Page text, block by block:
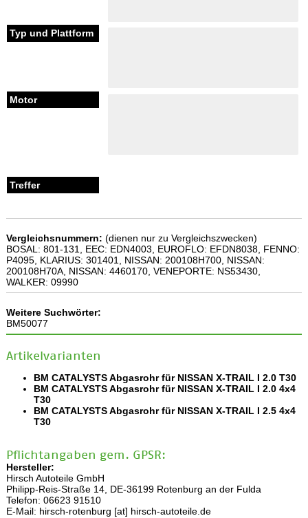
Vergleichsnummern: (dienen nur zu Vergleichszwecken)
BOSAL: 801-131, EEC: EDN4003, EUROFLO: EFDN8038, FENNO:
P4095, KLARIUS: 301401, NISSAN: 200108H700, NISSAN:
200108H70A, NISSAN: 4460170, VENEPORTE: NS53430,
WALKER: 09990
Weitere Suchwörter:
BM50077
Artikelvarianten
BM CATALYSTS Abgasrohr für NISSAN X-TRAIL I 2.0 T30
BM CATALYSTS Abgasrohr für NISSAN X-TRAIL I 2.0 4x4
T30
BM CATALYSTS Abgasrohr für NISSAN X-TRAIL I 2.5 4x4
T30
Pflichtangaben gem. GPSR:
Hersteller:
Hirsch Autoteile GmbH
Philipp-Reis-Straße 14, DE-36199 Rotenburg an der Fulda
Telefon: 06623 91510
E-Mail: hirsch-rotenburg [at] hirsch-autoteile.de